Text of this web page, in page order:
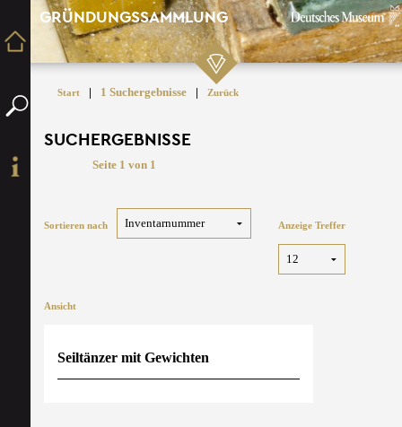
GRÜNDUNGSSAMMLUNG
Start | 1 Suchergebnisse | Zurück
SUCHERGEBNISSE
Seite 1 von 1
Sortieren nach Anzeige Treffer
Ansicht
Seiltänzer mit Gewichten